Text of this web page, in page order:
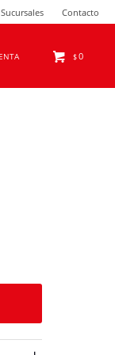
$0
Sucursales Contacto